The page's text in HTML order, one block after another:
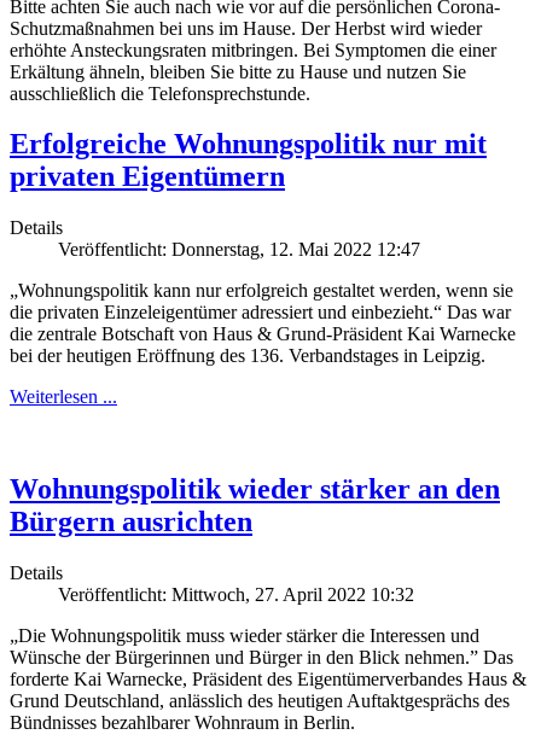
Bitte achten Sie auch nach wie vor auf die persönlichen Corona-
Schutzmaßnahmen bei uns im Hause. Der Herbst wird wieder
erhöhte Ansteckungsraten mitbringen. Bei Symptomen die einer
Erkältung ähneln, bleiben Sie bitte zu Hause und nutzen Sie
ausschließlich die Telefonsprechstunde.
Erfolgreiche Wohnungspolitik nur mit
privaten Eigentümern
Details
Veröffentlicht: Donnerstag, 12. Mai 2022 12:47
„Wohnungspolitik kann nur erfolgreich gestaltet werden, wenn sie
die privaten Einzeleigentümer adressiert und einbezieht.“ Das war
die zentrale Botschaft von Haus & Grund-Präsident Kai Warnecke
bei der heutigen Eröffnung des 136. Verbandstages in Leipzig.
Weiterlesen ...
Wohnungspolitik wieder stärker an den
Bürgern ausrichten
Details
Veröffentlicht: Mittwoch, 27. April 2022 10:32
„Die Wohnungspolitik muss wieder stärker die Interessen und
Wünsche der Bürgerinnen und Bürger in den Blick nehmen.” Das
forderte Kai Warnecke, Präsident des Eigentümerverbandes Haus &
Grund Deutschland, anlässlich des heutigen Auftaktgesprächs des
Bündnisses bezahlbarer Wohnraum in Berlin.